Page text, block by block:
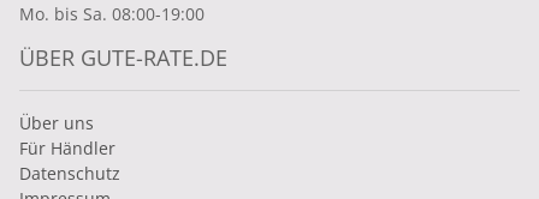
Mo. bis Sa. 08:00-19:00
ÜBER GUTE-RATE.DE
Über uns
Für Händler
Datenschutz